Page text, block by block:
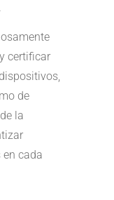
certificar
de
la
cada